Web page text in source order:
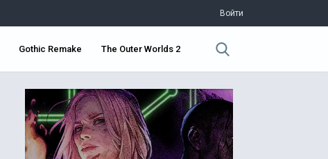
Войти
Gothic Remake The Outer Worlds 2